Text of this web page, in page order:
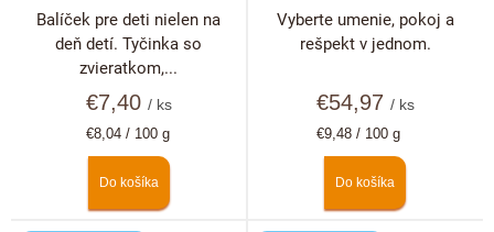
€7,40 / ks
Jednotková
€8,04 / 100 g
Do košíka
Balíček pre deti nielen na
deň detí. Tyčinka so
zvieratkom,...
€54,97 / ks
Jednotková
€9,48 / 100 g
Do košíka
Vyberte umenie, pokoj a
rešpekt v jednom.